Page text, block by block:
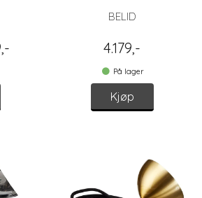
BELID
4.179,-
På lager
Kjøp